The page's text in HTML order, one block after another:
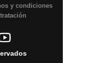
y condiciones